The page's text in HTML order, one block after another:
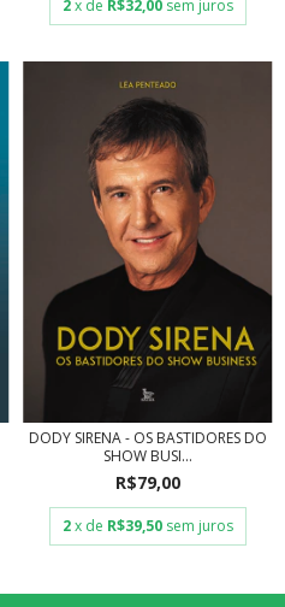
2 x de R$32,00 sem juros
DODY SIRENA - OS BASTIDORES DO
SHOW BUSI...
R$79,00
2 x de R$39,50 sem juros